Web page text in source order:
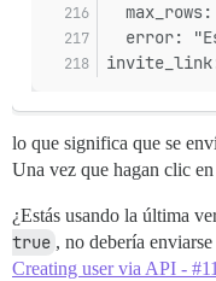
error:
lo que significa que se
Una vez que hagan clic
¿Estás usando la última
true , no debería
Creating user via API -